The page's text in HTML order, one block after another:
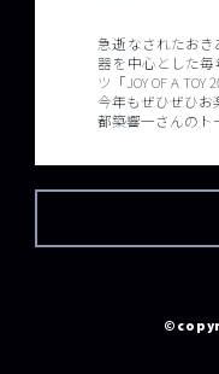
急逝なされたお
器を中心とした
ツ「JOY OF A TOY
今年もぜひぜひお
都築響一さんのト